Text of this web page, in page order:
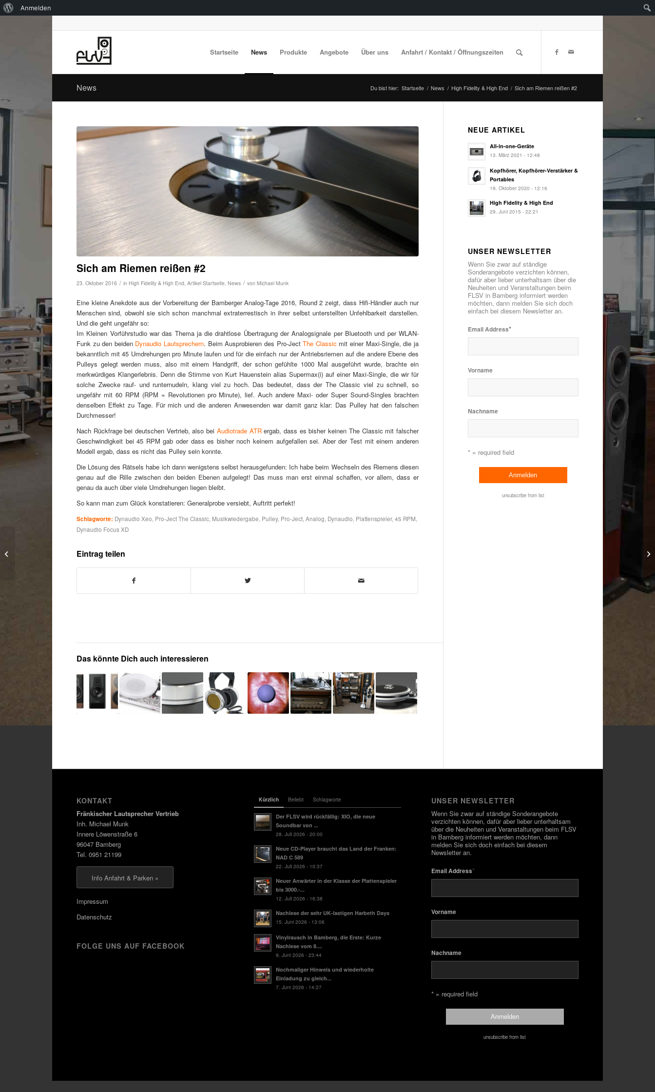
Über
Anmelden
Startseite News Produkte Angebote Über uns Anfahrt / Kontakt / Öffnungszeiten
News Du bist hier: Startseite / News / High Fidelity & High End / Sich am Riemen reißen #2
Sich am Riemen reißen #2
23. Oktober 2016 / in High Fidelity & High End Artikel Startseite News / von Michael Munk
Eine kleine Anekdote aus der Vorbereitung der Bamberger Analog-Tage 2016, Round 2 zeigt, dass Hifi-Händler auch nur
Menschen sind, obwohl sie sich schon manchmal extraterrestisch in ihrer selbst unterstellten Unfehlbarkeit darstellen.
Und die geht ungefähr so:
Im Kleinen Vorführstudio war das Thema ja die drahtlose Übertragung der Analogsignale per Bluetooth und per WLAN-
Funk zu den beiden Dynaudio Lautsprechern. Beim Ausprobieren des Pro-JectThe Classic mit einer Maxi-Single, die ja
bekanntlich mit 45 Umdrehungen pro Minute laufen und für die einfach nur der Antriebsriemen auf die andere Ebene des
Pulleys gelegt werden muss, also mit einem Handgriff, der schon gefühlte 1000 Mal ausgeführt wurde, brachte ein
merkwürdiges Klangerlebnis. Denn die Stimme von Kurt Hauenstein alias Supermax(i) auf einer Maxi-Single, die wir für
solche Zwecke rauf- und runternudeln, klang viel zu hoch. Das bedeutet, dass der The Classic viel zu schnell, so
ungefähr mit 60 RPM (RPM = Revolutionen pro Minute), lief. Auch andere Maxi- oder Super Sound-Singles brachten
denselben Effekt zu Tage. Für mich und die anderen Anwesenden war damit ganz klar: Das Pulley hat den falschen
Durchmesser!
Nach Rückfrage bei deutschen Vertrieb, also bei Audiotrade ATRergab, dass es bisher keinen The Classic mit falscher
Geschwindigkeit bei 45 RPM gab oder dass es bisher noch keinem aufgefallen sei. Aber der Test mit einem anderen
Modell ergab, dass es nicht das Pulley sein konnte.
Die Lösung des Rätsels habe ich dann wenigstens selbst herausgefunden: Ich habe beim Wechseln des Riemens diesen
genau auf die Rille zwischen den beiden Ebenen aufgelegt! Das muss man erst einmal schaffen, vor allem, dass er
genau da auch über viele Umdrehungen liegen bleibt.
So kann man zum Glück konstatieren: Generalprobe versiebt, Auftritt perfekt!
Schlagworte: Dynaudio Xeo, Pro-Ject The Classic, Musikwiedergabe, Pulley, Pro-Ject, Analog, Dynaudio, Plattenspieler, 45 RPM,
Dynaudio Focus XD
Eintrag teilen
Das könnte Dich auch interessieren
NEUE ARTIKEL
All-in-one-Geräte
13. März 2021 - 12:48
Kopfhörer, Kopfhörer-Verstärker &
Portables
19. Oktober 2020 - 12:16
High Fidelity & High End
29. Juni 2015 - 22:21
UNSER NEWSLETTER
Wenn Sie zwar auf ständige
Sonderangebote verzichten können,
dafür aber lieber unterhaltsam über die
Neuheiten und Veranstaltungen beim
FLSV in Bamberg informiert werden
möchten, dann melden Sie sich doch
einfach bei diesem Newsletter an.
Email Address*
Vorname
Nachname
* = required field
unsubscribe from list
KONTAKT
Fränkischer Lautsprecher Vertrieb
Inh. Michael Munk
Innere Löwenstraße 6
96047 Bamberg
Tel. 0951 21199
Info Anfahrt & Parken »
Impressum
Datenschutz
FOLGE UNS AUF FACEBOOK
Kürzlich Beliebt Schlagworte
Der FLSV wird rückfällig: XIO, die neue
Soundbar von ...
28. Juli 2026 - 20:00
Neue CD-Player braucht das Land der Franken:
NAD C 589
22. Juli 2026 - 10:37
Neuer Anwärter in der Klasse der Plattenspieler
bis 3000.-...
12. Juli 2026 - 16:38
Nachlese der sehr UK-lastigen Harbeth Days
15. Juni 2026 - 13:06
Vinylrausch in Bamberg, die Erste: Kurze
Nachlese vom 8....
9. Juni 2026 - 23:44
Nochmaliger Hinweis und wiederholte
Einladung zu gleich...
7. Juni 2026 - 14:27
UNSER NEWSLETTER
Wenn Sie zwar auf ständige Sonderangebote
verzichten können, dafür aber lieber unterhaltsam
über die Neuheiten und Veranstaltungen beim FLSV
in Bamberg informiert werden möchten, dann
melden Sie sich doch einfach bei diesem
Newsletter an.
Email Address*
Vorname
Nachname
* = required field
unsubscribe from list